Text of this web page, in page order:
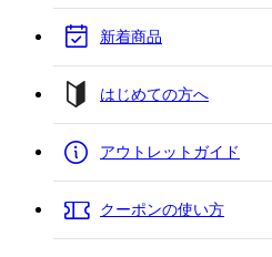
新着商品
はじめての方へ
アウトレットガイド
クーポンの使い方